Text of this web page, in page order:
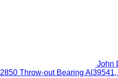
John
2850 Throw-out Bearing